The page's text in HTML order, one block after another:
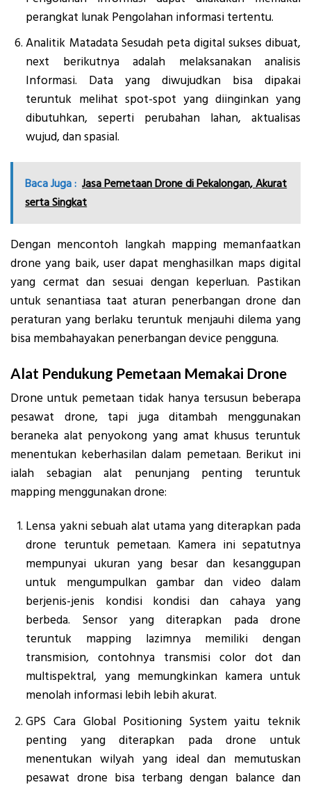
perangkat lunak Pengolahan informasi tertentu.
Analitik Matadata Sesudah peta digital sukses dibuat,
next berikutnya adalah melaksanakan analisis
Informasi. Data yang diwujudkan bisa dipakai
teruntuk melihat spot-spot yang diinginkan yang
dibutuhkan, seperti perubahan lahan, aktualisas
wujud, dan spasial.
Baca Juga : Jasa Pemetaan Drone di Pekalongan, Akurat
serta Singkat
Dengan mencontoh langkah mapping memanfaatkan
drone yang baik, user dapat menghasilkan maps digital
yang cermat dan sesuai dengan keperluan. Pastikan
untuk senantiasa taat aturan penerbangan drone dan
peraturan yang berlaku teruntuk menjauhi dilema yang
bisa membahayakan penerbangan device pengguna.
Alat Pendukung Pemetaan Memakai Drone
Drone untuk pemetaan tidak hanya tersusun beberapa
pesawat drone, tapi juga ditambah menggunakan
beraneka alat penyokong yang amat khusus teruntuk
menentukan keberhasilan dalam pemetaan. Berikut ini
ialah sebagian alat penunjang penting teruntuk
mapping menggunakan drone:
Lensa yakni sebuah alat utama yang diterapkan pada
drone teruntuk pemetaan. Kamera ini sepatutnya
mempunyai ukuran yang besar dan kesanggupan
untuk mengumpulkan gambar dan video dalam
berjenis-jenis kondisi kondisi dan cahaya yang
berbeda. Sensor yang diterapkan pada drone
teruntuk mapping lazimnya memiliki dengan
transmision, contohnya transmisi color dot dan
multispektral, yang memungkinkan kamera untuk
menolah informasi lebih lebih akurat.
GPS Cara Global Positioning System yaitu teknik
penting yang diterapkan pada drone untuk
menentukan wilyah yang ideal dan memutuskan
pesawat drone bisa terbang dengan balance dan